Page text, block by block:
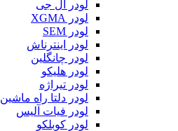
لودر ال جی
لودر XGMA
لودر SEM
لودر اینترناش
لودر چانگلین
لودر هلیکو
لودر تیراژه
لودر دلتا راه ماشین
لودر فیات آلیس
لودر کوبلکو